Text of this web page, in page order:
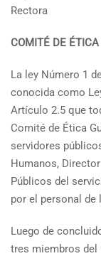
Rectora
COMITÉ DE
La ley Número 1
conocida como
Artículo 2.5 que
Comité de Ética
servidores
Humanos,
Públicos del
por el personal de
Luego de
tres miembros del